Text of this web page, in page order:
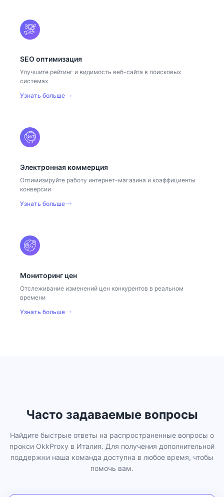
SEO оптимизация
Улучшите рейтинг и видимость веб-сайта в поисковых
системах
Узнать больше
Электронная коммерция
Оптимизируйте работу интернет-магазина и коэффициенты
конверсии
Узнать больше
Мониторинг цен
Отслеживание изменений цен конкурентов в реальном
времени
Узнать больше
Часто задаваемые вопросы
Найдите быстрые ответы на распространенные вопросы о
прокси OkkProxy в Италия. Для получения дополнительной
поддержки наша команда доступна в любое время, чтобы
помочь вам.